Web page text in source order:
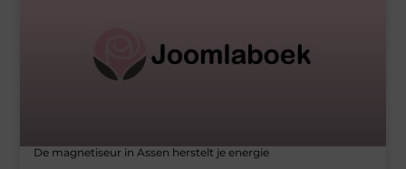
De magnetiseur in Assen herstelt je energie